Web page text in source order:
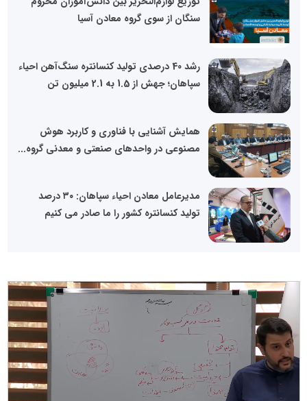
سنگان از سوی گروه معادن آسیا
رشد 40 درصدی تولید کنسانتره سنگ‌آهن احیاء
سپاهان؛ جهش از 1.5 به 2.1 میلیون تن
همایش آشنایی با فناوری و کاربرد هوش
مصنوعی در واحدهای صنعتی و معدنی گروه...
مدیرعامل معادن احیاء سپاهان: ۳۰ درصد
تولید کنسانتره کشور را ما صادر می کنیم